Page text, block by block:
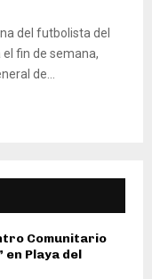
del futbolista del
fin de semana,
de...
Comunitario
en Playa del